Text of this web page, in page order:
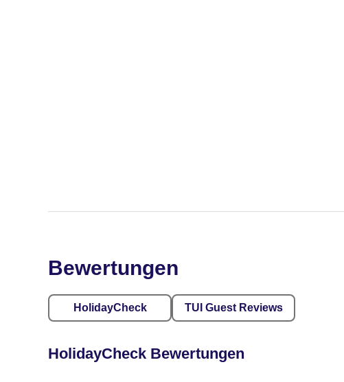
Bewertungen
HolidayCheck TUI Guest Reviews
HolidayCheck Bewertungen